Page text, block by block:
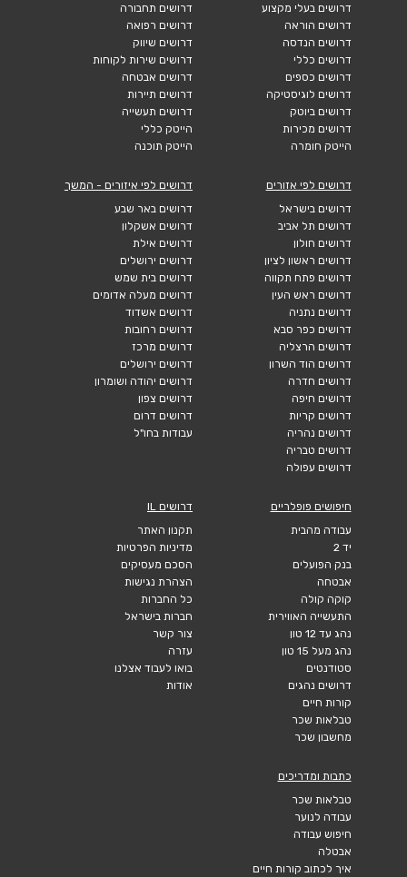
דרושים בעלי מקצוע
דרושים הוראה
דרושים הנדסה
דרושים כללי
דרושים כספים
דרושים לוגיסטיקה
דרושים ביוטק
דרושים מכירות
הייטק חומרה
דרושים תחבורה
דרושים רפואה
דרושים שיווק
דרושים שירות לקוחות
דרושים אבטחה
דרושים תיירות
דרושים תעשייה
הייטק כללי
הייטק תוכנה
דרושים לפי אזורים
דרושים בישראל
דרושים תל אביב
דרושים חולון
דרושים ראשון לציון
דרושים פתח תקווה
דרושים ראש העין
דרושים נתניה
דרושים כפר סבא
דרושים הרצליה
דרושים הוד השרון
דרושים חדרה
דרושים חיפה
דרושים קריות
דרושים נהריה
דרושים טבריה
דרושים עפולה
דרושים לפי איזורים - המשך
דרושים באר שבע
דרושים אשקלון
דרושים אילת
דרושים ירושלים
דרושים בית שמש
דרושים מעלה אדומים
דרושים אשדוד
דרושים רחובות
דרושים מרכז
דרושים ירושלים
דרושים יהודה ושומרון
דרושים צפון
דרושים דרום
עבודות בחו"ל
חיפושים פופלריים
עבודה מהבית
יד 2
בנק הפועלים
אבטחה
קוקה קולה
התעשייה האווירית
נהג עד 12 טון
נהג מעל 15 טון
סטודנטים
דרושים נהגים
קורות חיים
טבלאות שכר
מחשבון שכר
דרושים IL
תקנון האתר
מדיניות הפרטיות
הסכם מעסיקים
הצהרת נגישות
כל החברות
חברות בישראל
צור קשר
עזרה
בואו לעבוד אצלנו
אודות
כתבות ומדריכים
טבלאות שכר
עבודה לנוער
חיפוש עבודה
אבטלה
איך לכתוב קורות חיים